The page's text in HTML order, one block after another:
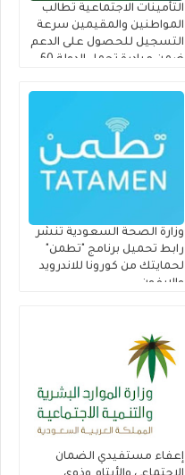
التأمينات الاجتماعية تطالب
المواطنين والمقيمين سرعة
التسجيل للحصول على الدعم
ضمن مبادرة تحمل الدولة 60
لمدة 3 أشهر
وزارة الصحة السعودية تنشر
رابط تحميل برنامج "تطمن"
لحمايتك من كورونا للاندرويد
والايفون
إعفاء مستفيدي الضمان